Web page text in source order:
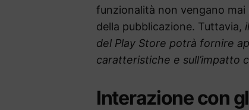
funzionalità non vengano
della pubblicazione. Tuttavia,
del Play Store potrà fornire
caratteristiche e sull’impatto
Interazione con